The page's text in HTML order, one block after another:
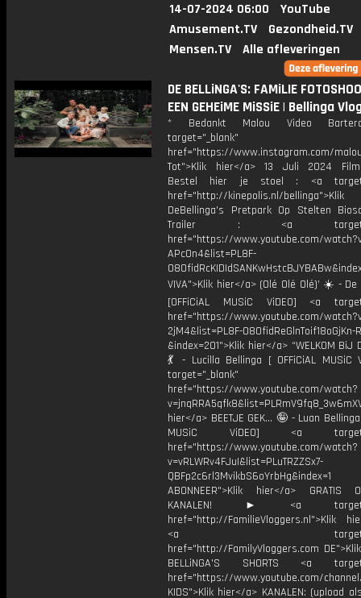
14-07-2024 06:00
YouTube
Amusement.TV
Gezondheid.TV
Mensen.TV
Alle afleveringen
DE BELLiNGA'S: FAMiLIE
EEN GEHEiME MiSSiE | Bellinga
* Bedankt Malou Video
target="_blank"
href="https://www.instagram.com/
Tot">Klik hier</a> 13 Juli 2024
Bestel hier je stoel : <a
href="http://kinepolis.nl/
DeBellinga's Pretpark Op Stelten
Trailer : <a
href="https://www.youtube.com/
APcOn4&list=PL8F-
VIVA">Klik hier</a> (Olé Olé Olé)’ ☀️ - De
[OFFiCiAL MUSiC ViDEO] <a
href="https://www.youtube.com/
2jM4&list=PL8F-O8OfidReGlnToif18oGjKn-
&index=201">Klik hier</a> “WELKOM BiJ
💃 - Lucilla Bellinga [ OFFiCiAL MUSiC
target="_blank"
href="https://www.youtube.com/watch?
hier</a> BEETJE GEK... 🤪 - Luan Bellinga
MUSiC ViDEO] <a
href="https://www.youtube.com/watch?
v=vRLWRv4FJuI&list=PLuTRZZSx7-
QBFp2c6rl3MvikbS6oYrbHg&index=1
ABONNEER">Klik hier</a> GRATIS
KANALEN! ► <a
href="http://FamilieVloggers.nl">Klik
<a
href="http://FamilyVloggers.com
BELLiNGA'S SHORTS <a
href="https://www.youtube.com/channel/
KIDS">Klik hier</a> KANALEN: (upload